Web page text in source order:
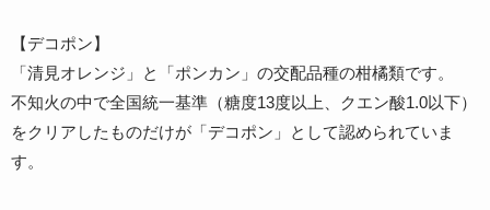
【デコポン】
「清見オレンジ」と「ポンカン」の交配品種の柑橘類です。
不知火の中で全国統一基準（糖度13度以上、クエン酸1.0以下）
をクリアしたものだけが「デコポン」として認められていま
す。